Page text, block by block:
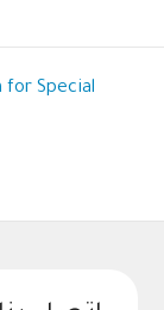
for Special